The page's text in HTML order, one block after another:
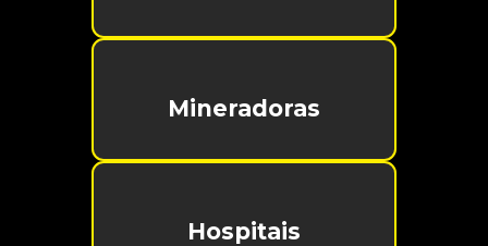
Mineradoras
Hospitais